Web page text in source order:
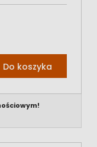
Do koszyka